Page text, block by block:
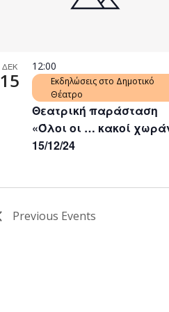
ΔΕΚ
15
Θεατρική παράσταση
«Όλοι οι … κακοί
15/12/24
12:00
Εκδηλώσεις στο Δημοτικό
Θέατρο
Previous Events